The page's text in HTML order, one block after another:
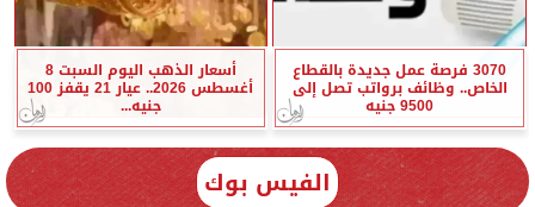
3070 فرصة عمل جديدة بالقطاع
الخاص.. وظائف برواتب تصل إلى
9500 جنيه
أسعار الذهب اليوم السبت 8
أغسطس 2026.. عيار 21 يقفز 100
جنيه...
الفيس بوك